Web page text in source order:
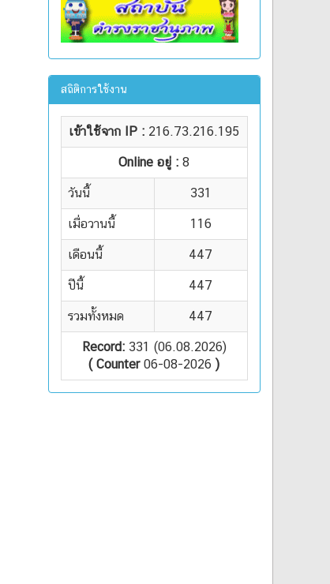
สถิติการใช้งาน
เข้าใช้จาก IP : 216.73.216.195
Online อยู่ :8
วันนี้ 331
เมื่อวานนี้ 116
เดือนนี้ 447
ปีนี้ 447
รวมทั้งหมด 447
Record:331 (06.08.2026)
( Counter06-08-2026 )